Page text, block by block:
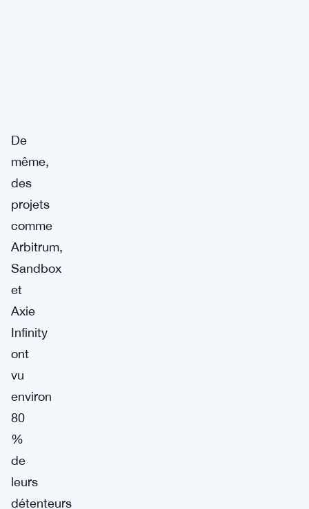
De
même,
des
projets
comme
Arbitrum,
Sandbox
et
Axie
Infinity
ont
vu
environ
80
%
de
leurs
détenteurs